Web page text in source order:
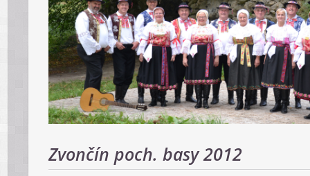
Zvončín poch. basy 2012